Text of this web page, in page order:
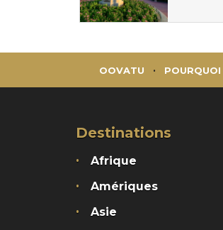
OOVATU POURQUOI
Destinations
Afrique
Amériques
Asie